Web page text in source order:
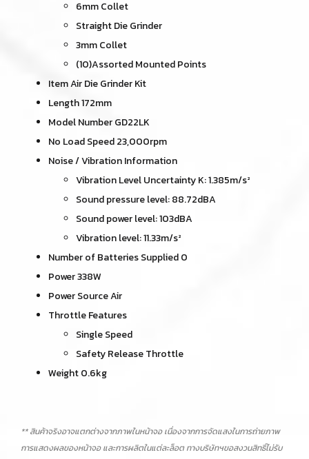
6mm Collet
Straight Die Grinder
3mm Collet
(10)Assorted Mounted Points
Item Air Die Grinder Kit
Length 172mm
Model Number GD22LK
No Load Speed 23,000rpm
Noise / Vibration Information
Vibration Level Uncertainty K: 1.385m/s²
Sound pressure level: 88.72dBA
Sound power level: 103dBA
Vibration level: 11.33m/s²
Number of Batteries Supplied 0
Power 338W
Power Source Air
Throttle Features
Single Speed
Safety Release Throttle
Weight 0.6kg
** สินค้าจริงอาจแตกต่างจากภาพในหน้าจอ เนื่องจากการจัดแสงในการถ่ายภาพ
การแสดงผลของหน้าจอ และการผลิตในแต่ละล็อต ทางบริษัทฯขอสงวนสิทธิ์ไม่รับ